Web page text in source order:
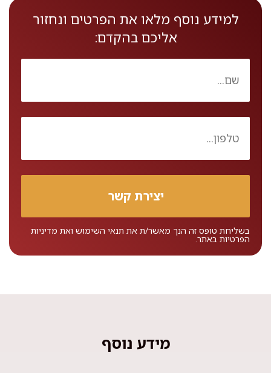
למידע נוסף מלאו את הפרטים ונחזור
אליכם בהקדם:
בשליחת טופס זה הנך מאשר/ת את תנאי השימוש ואת מדיניות
הפרטיות באתר.
מידע נוסף